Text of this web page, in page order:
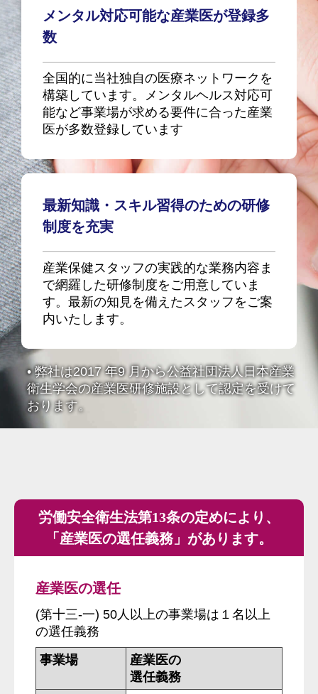
メンタル対応可能な産業医が登録多
数
全国的に当社独自の医療ネットワークを
構築しています。メンタルヘルス対応可
能など事業場が求める要件に合った産業
医が多数登録しています
最新知識・スキル習得のための研修
制度を充実
産業保健スタッフの実践的な業務内容ま
で網羅した研修制度をご用意していま
す。最新の知見を備えたスタッフをご案
内いたします。
弊社は2017 年9 月から公益社団法人日本産業
衛生学会の産業医研修施設として認定を受けて
おります。
労働安全衛生法第13条の定めにより、
「産業医の選任義務」があります。
産業医の選任
(第十三-一) 50人以上の事業場は１名以上
の選任義務
事業場
産業医の
選任義務